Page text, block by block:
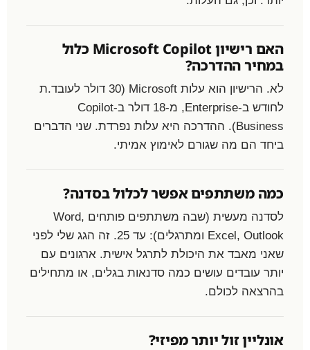
האם רישיון Microsoft Copilot כלול
במחיר ההדרכה?
לא. הרישיון הוא עלות Microsoft (30 דולר לעובד.ת
לחודש ב-Enterprise, מ-18 דולר ב-Copilot
Business). ההדרכה היא עלות נפרדת. שני הדברים
ביחד הם מה שגורם לאימוץ אמיתי.
כמה משתתפים אפשר לכלול בסדנה?
לסדנה מעשית (שבה משתתפים פותחים Word,
Excel, Outlook ומתרגלים): עד 25. זה הגג שלי לפני
שאני מאבד את היכולת לתרגל אישית. ארגונים עם
יותר עובדים עושים כמה סדנאות בגלים, או מתחילים
בהרצאה לכולם.
אונליין זול יותר מפיזי?